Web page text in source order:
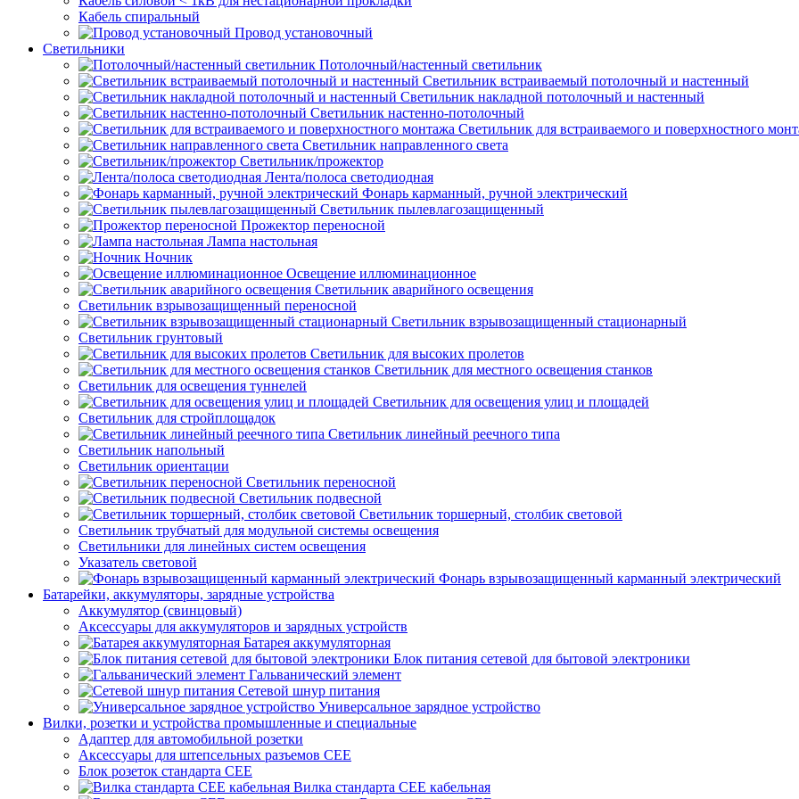
Кабель спиральный
Провод установочный
Светильники
Потолочный/настенный светильник
Светильник встраиваемый потолочный и настенный
Светильник накладной потолочный и настенный
Светильник настенно-потолочный
Светильник для встраиваемого и поверхностного
Светильник направленного света
Светильник/прожектор
Лента/полоса светодиодная
Фонарь карманный, ручной электрический
Светильник пылевлагозащищенный
Прожектор переносной
Лампа настольная
Ночник
Освещение иллюминационное
Светильник аварийного освещения
Светильник взрывозащищенный переносной
Светильник взрывозащищенный стационарный
Светильник грунтовый
Светильник для высоких пролетов
Светильник для местного освещения станков
Светильник для освещения туннелей
Светильник для освещения улиц и площадей
Светильник для стройплощадок
Светильник линейный реечного типа
Светильник напольный
Светильник ориентации
Светильник переносной
Светильник подвесной
Светильник торшерный, столбик световой
Светильник трубчатый для модульной системы освещения
Светильники для линейных систем освещения
Указатель световой
Фонарь взрывозащищенный карманный электрический
Батарейки, аккумуляторы, зарядные устройства
Аккумулятор (свинцовый)
Аксессуары для аккумуляторов и зарядных устройств
Батарея аккумуляторная
Блок питания сетевой для бытовой электроники
Гальванический элемент
Сетевой шнур питания
Универсальное зарядное устройство
Вилки, розетки и устройства промышленные и специальные
Адаптер для автомобильной розетки
Аксессуары для штепсельных разъемов CEE
Блок розеток стандарта CEE
Вилка стандарта CEE кабельная